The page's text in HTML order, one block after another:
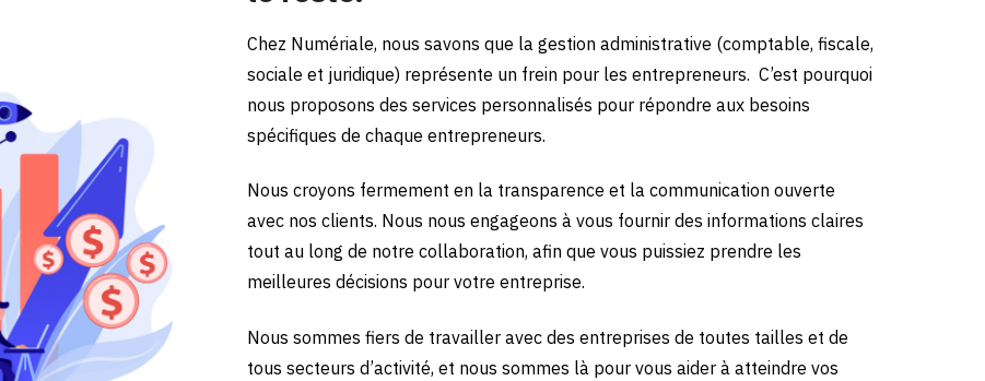
Chez Numériale, nous savons que la gestion administrative (comptable, fiscale,
sociale et juridique) représente un frein pour les entrepreneurs. C’est pourquoi
nous proposons des services personnalisés pour répondre aux besoins
spécifiques de chaque entrepreneurs.
Nous croyons fermement en la transparence et la communication ouverte
avec nos clients. Nous nous engageons à vous fournir des informations claires
tout au long de notre collaboration, afin que vous puissiez prendre les
meilleures décisions pour votre entreprise.
Nous sommes fiers de travailler avec des entreprises de toutes tailles et de
tous secteurs d’activité, et nous sommes là pour vous aider à atteindre vos